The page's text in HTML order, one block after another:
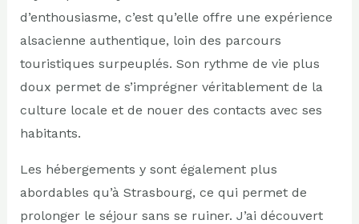
d’enthousiasme, c’est qu’elle offre une expérience
alsacienne authentique, loin des parcours
touristiques surpeuplés. Son rythme de vie plus
doux permet de s’imprégner véritablement de la
culture locale et de nouer des contacts avec ses
habitants.
Les hébergements y sont également plus
abordables qu’à Strasbourg, ce qui permet de
prolonger le séjour sans se ruiner. J’ai découvert